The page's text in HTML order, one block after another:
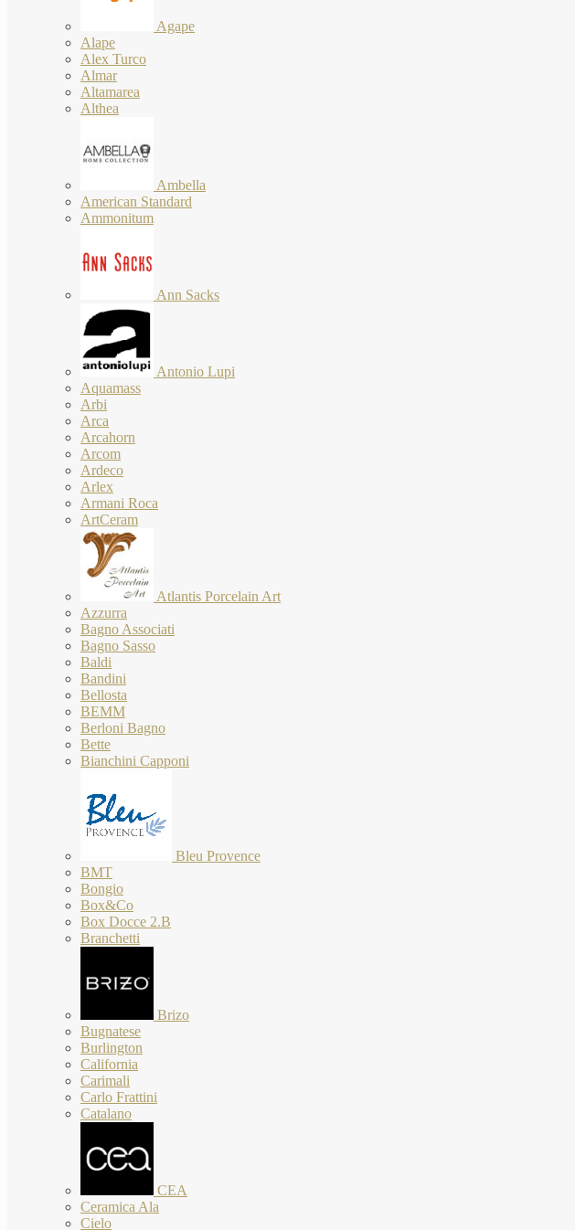
Agape
Alape
Alex Turco
Almar
Altamarea
Althea
Ambella
American Standard
Ammonitum
Ann Sacks
Antonio Lupi
Aquamass
Arbi
Arca
Arcahorn
Arcom
Ardeco
Arlex
Armani Roca
ArtCeram
Atlantis Porcelain Art
Azzurra
Bagno Associati
Bagno Sasso
Baldi
Bandini
Bellosta
BEMM
Berloni Bagno
Bette
Bianchini Capponi
Bleu Provence
BMT
Bongio
Box&Co
Box Docce 2.B
Branchetti
Brizo
Bugnatese
Burlington
California
Carimali
Carlo Frattini
Catalano
CEA
Ceramica Ala
Cielo